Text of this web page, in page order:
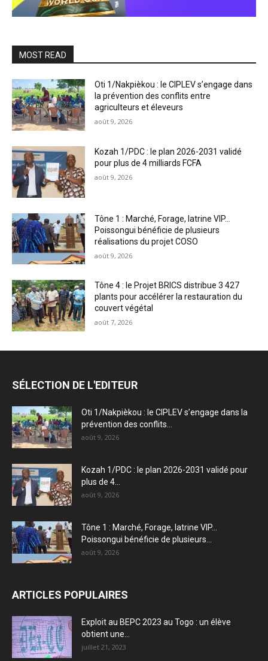
MOST READ
Oti 1/Nakpièkou : le CIPLEV s’engage dans
la prévention des conflits entre
agriculteurs et éleveurs
août 9, 2026
Kozah 1/PDC : le plan 2026-2031 validé
pour plus de 4 milliards FCFA
août 9, 2026
Tône 1 : Marché, Forage, latrine VIP…
Poissongui bénéficie de plusieurs
réalisations du projet COSO
août 9, 2026
Tône 4 : le Projet BRICS distribue 3 427
plants pour accélérer la restauration du
couvert végétal
août 7, 2026
SÉLECTION DE L'EDITEUR
Oti 1/Nakpièkou : le CIPLEV s’engage dans la
prévention des conflits...
août 9, 2026
Kozah 1/PDC : le plan 2026-2031 validé pour
plus de 4...
août 9, 2026
Tône 1 : Marché, Forage, latrine VIP…
Poissongui bénéficie de plusieurs...
août 9, 2026
ARTICLES POPULAIRES
Exploit au BEPC 2023 au Togo : un élève
obtient une...
juillet 21, 2023